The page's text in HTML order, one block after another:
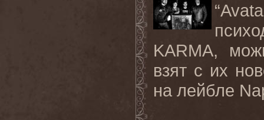
KARMA,
взят с их
на лейбле